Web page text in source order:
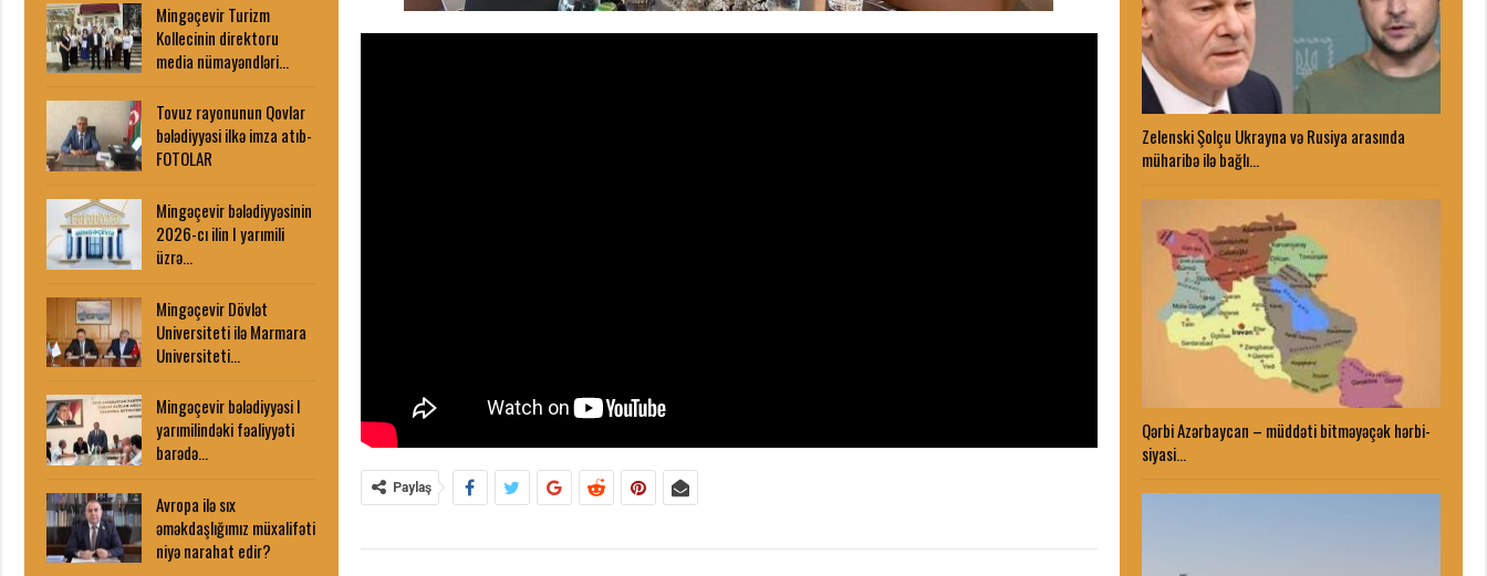
Paylaş
Zelenski Şolçu Ukrayna və Rusiya arasında
müharibə ilə bağlı…
Qərbi Azərbaycan – müddəti bitməyəçək hərbi-
siyasi…
Mingəçevir Turizm
Kollecinin direktoru
media nümayəndləri…
Tovuz rayonunun Qovlar
bələdiyyəsi ilkə imza atıb-
FOTOLAR
Mingəçevir bələdiyyəsinin
2026-cı ilin I yarımili
üzrə…
Mingəçevir Dövlət
Universiteti ilə Marmara
Universiteti…
Mingəçevir bələdiyyəsi I
yarımilindəki fəaliyyəti
barədə…
Avropa ilə sıx
əməkdaşlığımız müxalifəti
niyə narahat edir?